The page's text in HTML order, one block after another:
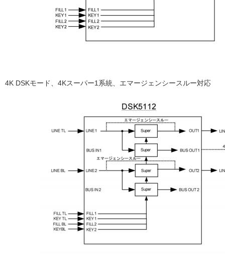
4K DSKモード、4Kスーパー1系統、エマージェンシースルー対応